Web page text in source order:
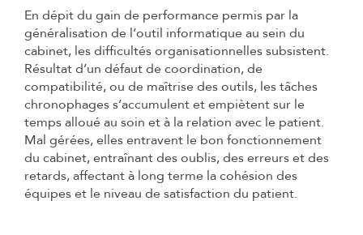
En dépit du gain de performance permis par la
généralisation de l’outil informatique au sein du
cabinet, les difficultés organisationnelles subsistent.
Résultat d’un défaut de coordination, de
compatibilité, ou de maîtrise des outils, les tâches
chronophages s’accumulent et empiètent sur le
temps alloué au soin et à la relation avec le patient.
Mal gérées, elles entravent le bon fonctionnement
du cabinet, entraînant des oublis, des erreurs et des
retards, affectant à long terme la cohésion des
équipes et le niveau de satisfaction du patient.